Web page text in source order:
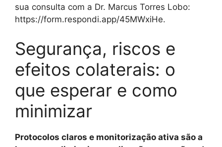
sua consulta com a Dr. Marcus Torres Lobo:
https://form.respondi.app/45MWxiHe.
Segurança, riscos e
efeitos colaterais: o
que esperar e como
minimizar
Protocolos claros e monitorização ativa são a